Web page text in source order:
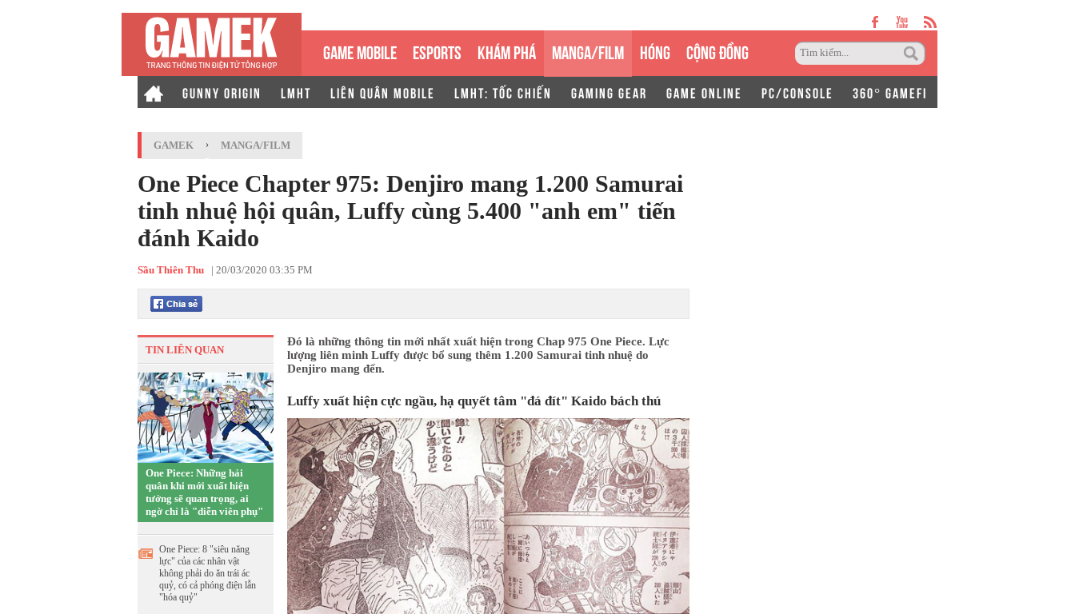
GAME MOBILE ESPORTS KHÁM PHÁ MANGA/FILM HÓNG CỘNG ĐỒNG
GUNNY ORIGIN LMHT LIÊN QUÂN MOBILE LMHT: TỐC CHIẾN GAMING GEAR GAME ONLINE PC/CONSOLE 360° GAMEFI
GAMEK › MANGA/FILM
One Piece Chapter 975: Denjiro mang 1.200 Samurai
tinh nhuệ hội quân, Luffy cùng 5.400 "anh em" tiến
đánh Kaido
Sầu Thiên Thu | 20/03/2020 03:35 PM
TIN LIÊN QUAN
One Piece: Những hải
quân khi mới xuất hiện
tưởng sẽ quan trọng, ai
ngờ chỉ là "diễn viên phụ"
One Piece: 8 "siêu năng
lực" của các nhân vật
không phải do ăn trái ác
quỷ, có cả phóng điện lẫn
"hóa quỷ"
Đó là những thông tin mới nhất xuất hiện trong Chap 975 One Piece. Lực
lượng liên minh Luffy được bổ sung thêm 1.200 Samurai tinh nhuệ do
Denjiro mang đến.
Luffy xuất hiện cực ngầu, hạ quyết tâm "đá đít" Kaido bách thú